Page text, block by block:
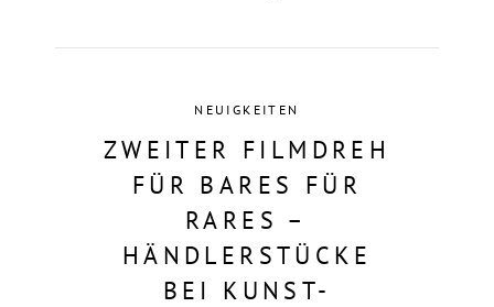
NEUIGKEITEN
ZWEITER FILMDREH
FÜR BARES FÜR
RARES –
HÄNDLERSTÜCKE
BEI KUNST-